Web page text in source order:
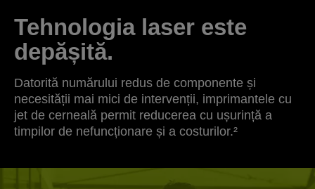
Tehnologia laser este
depășită.
Datorită numărului redus de componente și
necesității mai mici de intervenții, imprimantele cu
jet de cerneală permit reducerea cu ușurință a
timpilor de nefuncționare și a costurilor.²